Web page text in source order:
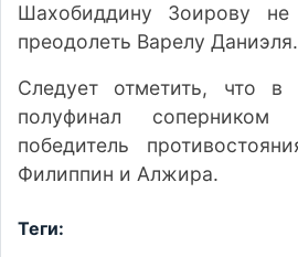
Шахобиддину Зоирову не
преодолеть Варелу Даниэля.
Следует отметить, что
полуфинал соперником
победитель
Филиппин и Алжира.
Теги: